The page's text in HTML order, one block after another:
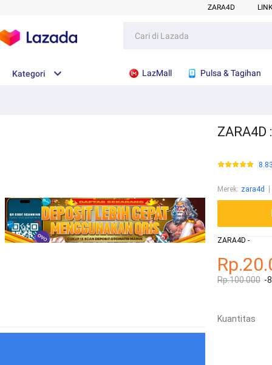
ZARA4D
Kategori LazMall Pulsa & Tagihan
Merek: zara4d
ZARA4D -
Rp.100.000 -
Kuantitas